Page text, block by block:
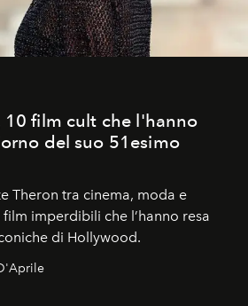
10 film cult che l'hanno
del suo 51esimo
Theron tra cinema, moda e
imperdibili che l’hanno resa
di Hollywood.